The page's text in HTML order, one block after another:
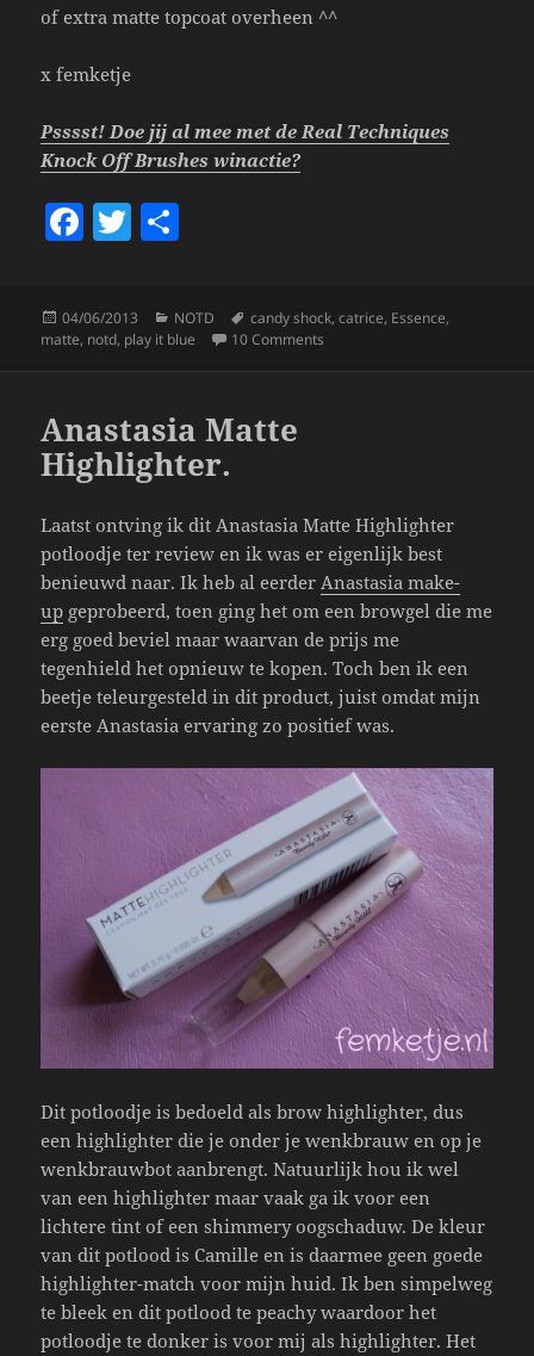
of extra matte topcoat overheen ^^
x femketje
Psssst! Doe jij al mee met de Real Techniques
Knock Off Brushes winactie?
F
e
o
o
k
T
erre
Posted
on
04/06/2013 Categories
NOTD Tags
candy shock,catrice, Essence,
matte, notd, play it blue 10 Comments
Anastasia Matte
Highlighter.
Laatst ontving ik dit Anastasia Matte Highlighter
potloodje ter review en ik was er eigenlijk best
benieuwd naar. Ik heb al eerderAnastasia make-
up geprobeerd, toen ging het om een browgel die me
erg goed beviel maar waarvan de prijs me
tegenhield het opnieuw te kopen. Toch ben ik een
beetje teleurgesteld in dit product, juist omdat mijn
eerste Anastasia ervaring zo positief was.
Dit potloodje is bedoeld als brow highlighter, dus
een highlighter die je onder je wenkbrauw en op je
wenkbrauwbot aanbrengt. Natuurlijk hou ik wel
van een highlighter maar vaak ga ik voor een
lichtere tint of een shimmery oogschaduw. De kleur
van dit potlood is Camille en is daarmee geen goede
highlighter-match voor mijn huid. Ik ben simpelweg
te bleek en dit potlood te peachy waardoor het
potloodje te donker is voor mij als highlighter. Het